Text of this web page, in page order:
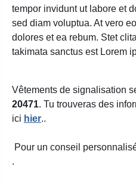
tempor invidunt ut labore et
sed diam voluptua. At vero
dolores et ea rebum. Stet
takimata sanctus est Lorem
Vêtements de signalisation
20471. Tu trouveras des
ici hier..
Pour un conseil
.